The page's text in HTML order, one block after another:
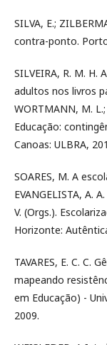
SILVA, E.;
contra-ponto.
SILVEIRA, R. M.
adultos nos livros
WORTMANN, M.
Educação:
Canoas: ULBRA,
SOARES, M. A
EVANGELISTA, A.
V. (Orgs.).
Horizonte:
TAVARES, E. C. C.
mapeando
em Educação) -
2009.